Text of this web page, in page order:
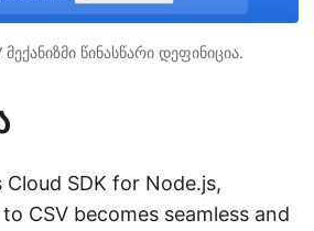
წინასწარი დეფინიცია.
Cloud SDK for Node.js,
CSV becomes seamless and